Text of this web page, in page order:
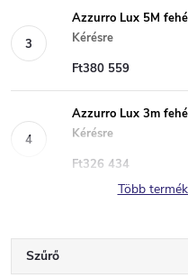
Azzurro Lux 5M
Kérésre
Ft380 559
Azzurro Lux 3m
Kérésre
Ft326 434
Több
Szűrő